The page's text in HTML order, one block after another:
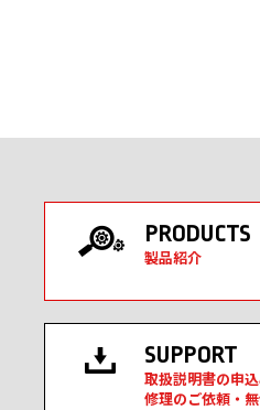
PRODUCTS
製品紹介
SUPPORT
取扱説明書の申
修理のご依頼・